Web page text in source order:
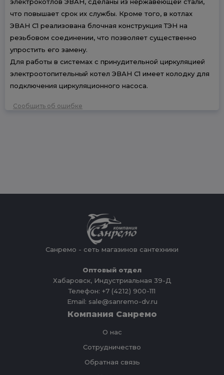
что повышает срок их службы. Кроме того, в котлах
ЭВАН С1 реализована блочная конструкция ТЭН на
резьбовом соединении, что позволяет существенно
упростить его замену.
Для работы в системах с принудительной циркуляцией
электроотопительный котел ЭВАН С1 имеет колодку для
подключения циркуляционного насоса.
Сообщить об ошибке
Санремо - сеть магазинов сантехники
Оптовый отдел
Хабаровск, Индустриальная 39-Д
Телефон: +7 (4212) 900-111
Email: sale@sanremo-dv.ru
Компания Санремо
О нас
Сотрудничество
Обратная связь